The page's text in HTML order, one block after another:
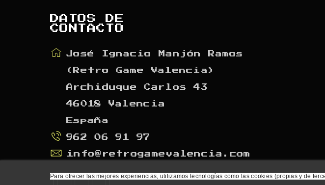
DATOS DE
CONTACTO
José Ignacio Manjón Ramos
(Retro Game Valencia)
Archiduque Carlos 43
46018 Valencia
España
962 06 91 97
info@retrogamevalencia.com
Para ofrecer las mejores experiencias, utilizamos tecnologías como las cookies (propias y de